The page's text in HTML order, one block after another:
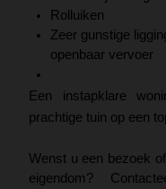
Rolluiken
Zeer gunstige
openbaar vervoer
Een instapklare
prachtige tuin op een
Wenst u een bezoek
eigendom?